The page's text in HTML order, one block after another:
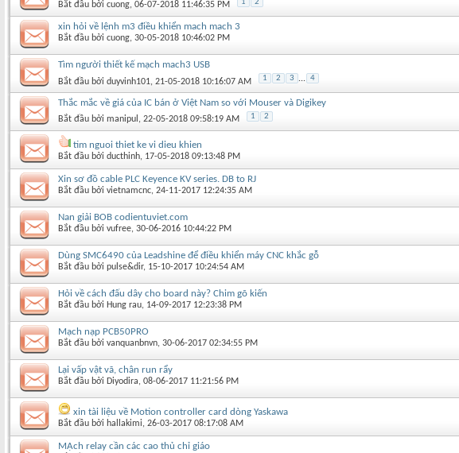
Bắt đầu bởi cuong‎, 06-07-2018 11:46:35 PM 1 2
xin hỏi về lệnh m3 điều khiển mach mach 3
Bắt đầu bởi cuong‎, 30-05-2018 10:46:02 PM
Tìm người thiết kế mạch mach3 USB
Bắt đầu bởi duyvinh101‎, 21-05-2018 10:16:07 AM 1 2 3 ... 4
Thắc mắc về giá của IC bán ở Việt Nam so với Mouser và Digikey
Bắt đầu bởi manipul ‎, 22-05-2018 09:58:19 AM 1 2
tim nguoi thiet ke vi dieu khien
Bắt đầu bởi ducthinh‎, 17-05-2018 09:13:48 PM
Xin sơ đồ cable PLC Keyence KV series. DB to RJ
Bắt đầu bởi vietnamcnc‎, 24-11-2017 12:24:35 AM
Nan giải BOB codientuviet.com
Bắt đầu bởi vufree‎, 30-06-2016 10:44:22 PM
Dùng SMC6490 của Leadshine để điều khiển máy CNC khắc gỗ
Bắt đầu bởi pulse&dir‎, 15-10-2017 10:24:54 AM
Hỏi về cách đấu dây cho board này? Chim gõ kiến
Bắt đầu bởi Hung rau‎, 14-09-2017 12:23:38 PM
Mạch nạp PCB50PRO
Bắt đầu bởi vanquanbnvn‎, 30-06-2017 02:34:55 PM
Lại vấp vật vã, chân run rẩy
Bắt đầu bởi Diyodira‎, 08-06-2017 11:21:56 PM
xin tài liệu về Motion controller card dòng Yaskawa
Bắt đầu bởi hallakimi‎, 26-03-2017 08:17:08 AM
MẠch relay cần các cao thủ chỉ giáo